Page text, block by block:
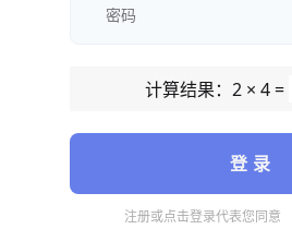
计算结果：2 × 4 =
登 录
注册或点击登录代表您同意